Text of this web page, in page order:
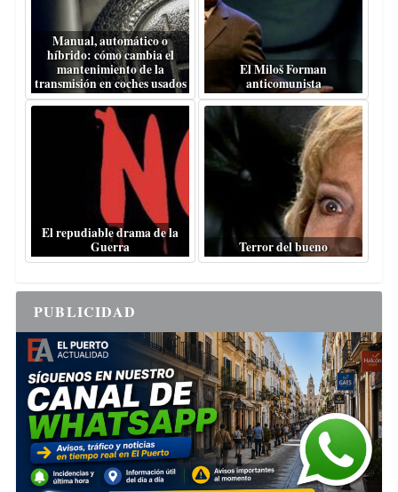
Manual, automático o
híbrido: cómo cambia el
mantenimiento de la
transmisión en coches usados
El Miloš Forman
anticomunista
El repudiable drama de la
Guerra
Terror del bueno
PUBLICIDAD